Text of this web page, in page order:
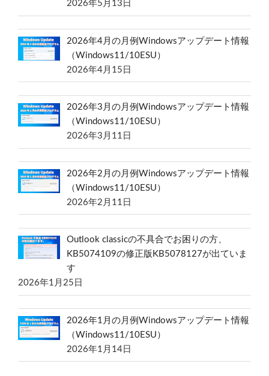
2026年5月13日
2026年4月の月例Windowsアップデート情報
（Windows11/10ESU）
2026年4月15日
2026年3月の月例Windowsアップデート情報
（Windows11/10ESU）
2026年3月11日
2026年2月の月例Windowsアップデート情報
（Windows11/10ESU）
2026年2月11日
Outlook classicの不具合でお困りの方、
KB5074109の修正版KB5078127が出ていま
す
2026年1月25日
2026年1月の月例Windowsアップデート情報
（Windows11/10ESU）
2026年1月14日